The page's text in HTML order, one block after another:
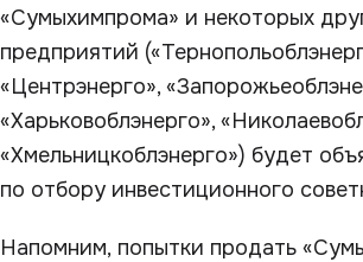
«Сумыхимпрома» и некоторых
предприятий
«Центрэнерго»,
«Харьковоблэнерго»,
«Хмельницкоблэнерго») будет
по отбору инвестиционного
Напомним, попытки продать